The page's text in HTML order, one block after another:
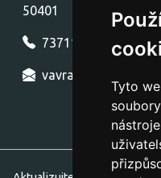
Tyto
50401
737111154